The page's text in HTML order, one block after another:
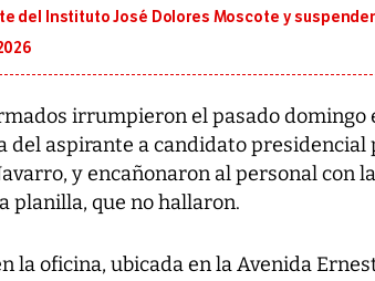
del Instituto José Dolores Moscote y
irrumpieron el pasado domingo
del aspirante a candidato presidencial
y encañonaron al personal con
planilla, que no hallaron.
la oficina, ubicada en la Avenida